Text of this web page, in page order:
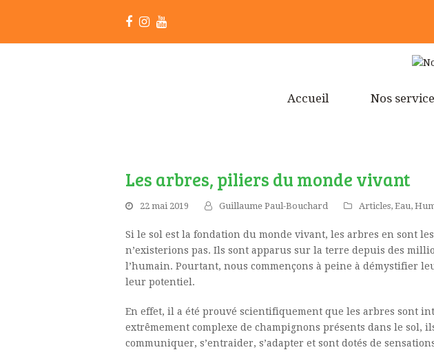
Facebook
Instagram
Youtube
Accueil Nos
Les arbres, piliers du monde vivant
22 mai 2019 Guillaume Paul-Bouchard Articles, Eau,
Si le sol est la fondation du monde vivant, les arbres en sont
n’existerions pas. Ils sont apparus sur la terre depuis des
l’humain. Pourtant, nous commençons à peine à démystifier
leur potentiel.
En effet, il a été prouvé scientifiquement que les arbres sont
extrêmement complexe de champignons présents dans le sol,
communiquer, s’entraider, s’adapter et sont dotés de